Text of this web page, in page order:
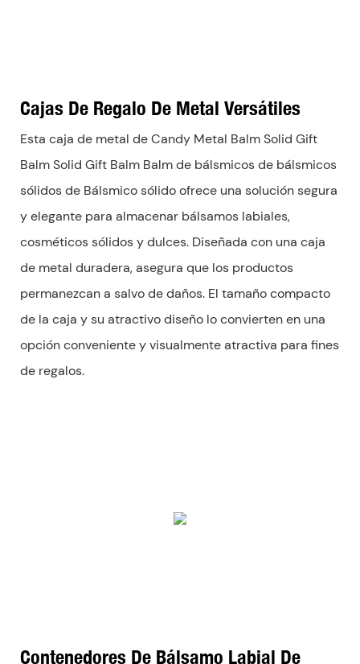
Cajas De Regalo De Metal Versátiles
Esta caja de metal de Candy Metal Balm Solid Gift
Balm Solid Gift Balm Balm de bálsmicos de bálsmicos
sólidos de Bálsmico sólido ofrece una solución segura
y elegante para almacenar bálsamos labiales,
cosméticos sólidos y dulces. Diseñada con una caja
de metal duradera, asegura que los productos
permanezcan a salvo de daños. El tamaño compacto
de la caja y su atractivo diseño lo convierten en una
opción conveniente y visualmente atractiva para fines
de regalos.
Contenedores De Bálsamo Labial De